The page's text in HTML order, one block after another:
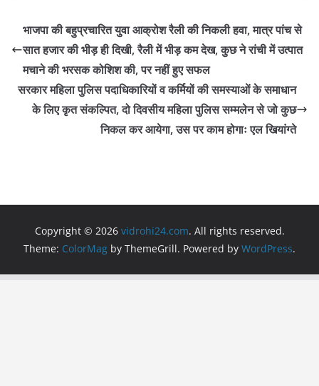
e
b
o
o
k
er s
A
p
p
gr
a
m
l e
भाजपा की बहुप्रचारित युवा आक्रोश रैली की निकली हवा, मात्र पांच से
सात हजार की भीड़ ही दिखी, रैली में भीड़ कम देख, कुछ ने रांची में उत्पात
मचाने की भरसक कोशिश की, पर नहीं हुए सफल
सरकार महिला पुलिस पदाधिकारियों व कर्मियों की समस्याओं के समाधान
के लिए कृत संकल्पित, दो दिवसीय महिला पुलिस सम्मलेन से जो कुछ
निकल कर आयेगा, उस पर काम होगाः एल खियांग्ते
Copyright © 2026 vidrohi24.com. All rights reserved.
Theme: ColorMag by ThemeGrill. Powered by WordPress.